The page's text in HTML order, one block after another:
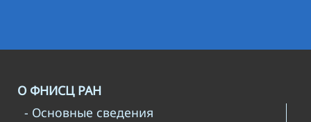
О ФНИСЦ РАН
- Основные сведения